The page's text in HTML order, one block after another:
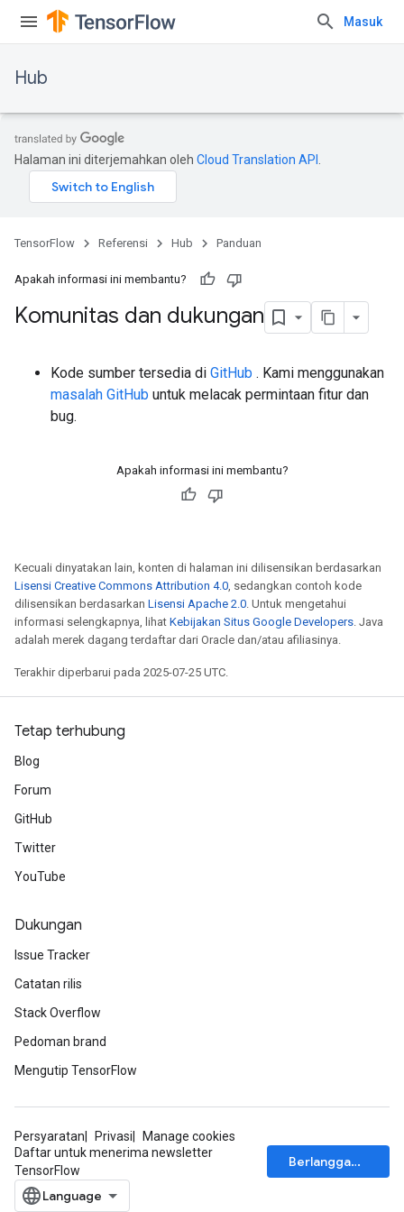
Masuk
Hub
Halaman ini diterjemahkan oleh Cloud Translation API
TensorFlow Referensi Hub Panduan
Apakah informasi ini membantu?
Komunitas dan dukungan
Kode sumber tersedia di GitHub . Kami menggunakan
masalah GitHub untuk melacak permintaan fitur dan
bug.
Apakah informasi ini membantu?
Kecuali dinyatakan lain, konten di halaman ini dilisensikan berdasarkan
Lisensi Creative Commons Attribution 4.0, sedangkan contoh kode
dilisensikan berdasarkan Lisensi Apache 2.0. Untuk mengetahui
informasi selengkapnya, lihat Kebijakan Situs Google Developers. Java
adalah merek dagang terdaftar dari Oracle dan/atau afiliasinya.
Terakhir diperbarui pada 2025-07-25 UTC.
Tetap terhubung
Blog
Forum
GitHub
Twitter
YouTube
Dukungan
Issue Tracker
Catatan rilis
Stack Overflow
Pedoman brand
Mengutip TensorFlow
Persyaratan Privasi
Manage cookies
Daftar untuk menerima newsletter
TensorFlow
Berlangganan